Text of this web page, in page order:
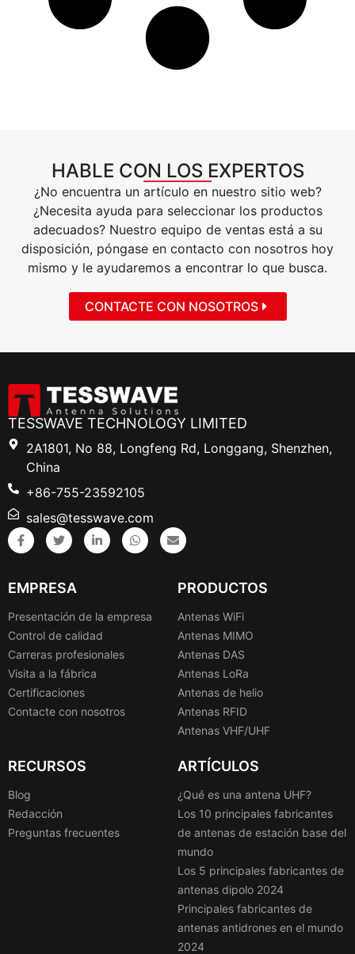
HABLE CON LOS EXPERTOS
¿No encuentra un artículo en nuestro sitio web?
¿Necesita ayuda para seleccionar los productos
adecuados? Nuestro equipo de ventas está a su
disposición, póngase en contacto con nosotros hoy
mismo y le ayudaremos a encontrar lo que busca.
CONTACTE CON NOSOTROS
TESSWAVE TECHNOLOGY LIMITED
2A1801, No 88, Longfeng Rd, Longgang, Shenzhen,
China
+86-755-23592105
sales@tesswave.com
EMPRESA
Presentación de la empresa
Control de calidad
Carreras profesionales
Visita a la fábrica
Certificaciones
Contacte con nosotros
PRODUCTOS
Antenas WiFi
Antenas MIMO
Antenas DAS
Antenas LoRa
Antenas de helio
Antenas RFID
Antenas VHF/UHF
RECURSOS
Blog
Redacción
Preguntas frecuentes
ARTÍCULOS
¿Qué es una antena UHF?
Los 10 principales fabricantes
de antenas de estación base del
mundo
Los 5 principales fabricantes de
antenas dipolo 2024
Principales fabricantes de
antenas antidrones en el mundo
2024